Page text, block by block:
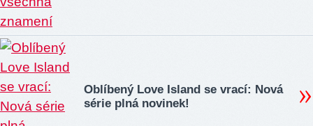
Oblíbený Love Island se vrací: Nová
série plná novinek!